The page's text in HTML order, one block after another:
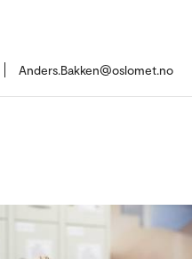
Anders.Bakken@oslomet.no